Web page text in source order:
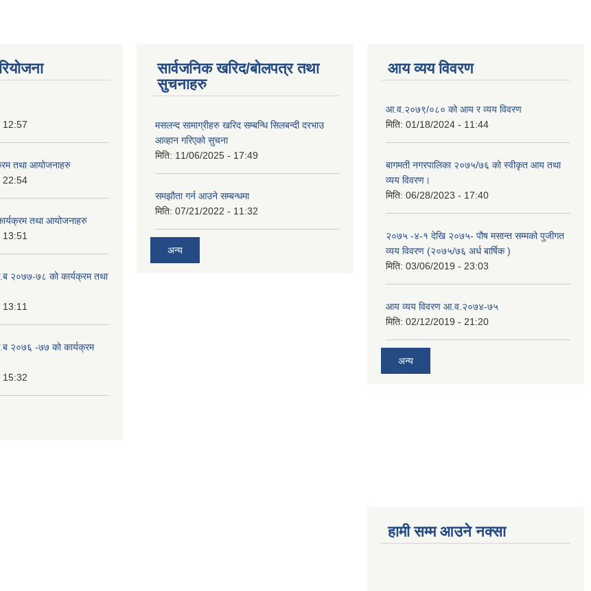
12:57
तथा आयोजनाहरु
22:54
तथा आयोजनाहरु
२०७७-७८ को कार्यक्रम तथा
२०७६ -७७ को कार्यक्रम
15:32
सार्वजनिक खरिद/बोलपत्र तथा
सुचनाहरु
मसलन्द सामाग्रीहरु खरिद सम्बन्धि सिलबन्दी दरभाउ
आव्हान गरिएको सुचना
मिति: 11/06/2025 - 17:49
समझौता गर्न आउने सम्बन्धमा
मिति: 07/21/2022 - 11:32
अन्य
आय व्यय विवरण
आ.व.२०७९/०८० को आय र व्यय विवरण
मिति: 01/18/2024 - 11:44
बागमती नगरपालिका २०७५/७६ को स्वीकृत आय तथा
व्यय विवरण।
मिति: 06/28/2023 - 17:40
२०७५ -४-१ देखि २०७५- पौष मसान्त सम्मको पुजीगत
व्यय विवरण (२०७५/७६ अर्ध बार्षिक )
मिति: 03/06/2019 - 23:03
आय व्यय विवरण आ.व.२०७४-७५
मिति: 02/12/2019 - 21:20
अन्य
हामी सम्म आउने नक्सा